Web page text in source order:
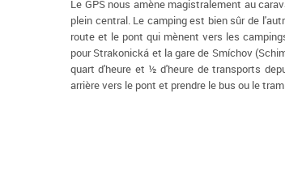
Le GPS nous amène magistralement au
plein central. Le camping est bien sûr de
route et le pont qui mènent vers les
pour Strakonická et la gare de Smíchov
quart d'heure et ½ d'heure de transports
arrière vers le pont et prendre le bus ou le tram